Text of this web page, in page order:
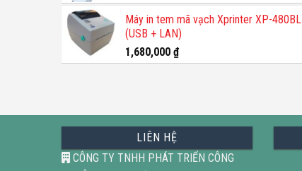
Máy in tem mã vạch Xprinter XP-480BL
(USB + LAN)
1,680,000 ₫
LIÊN HỆ
CÔNG TY TNHH PHÁT TRIỂN CÔNG